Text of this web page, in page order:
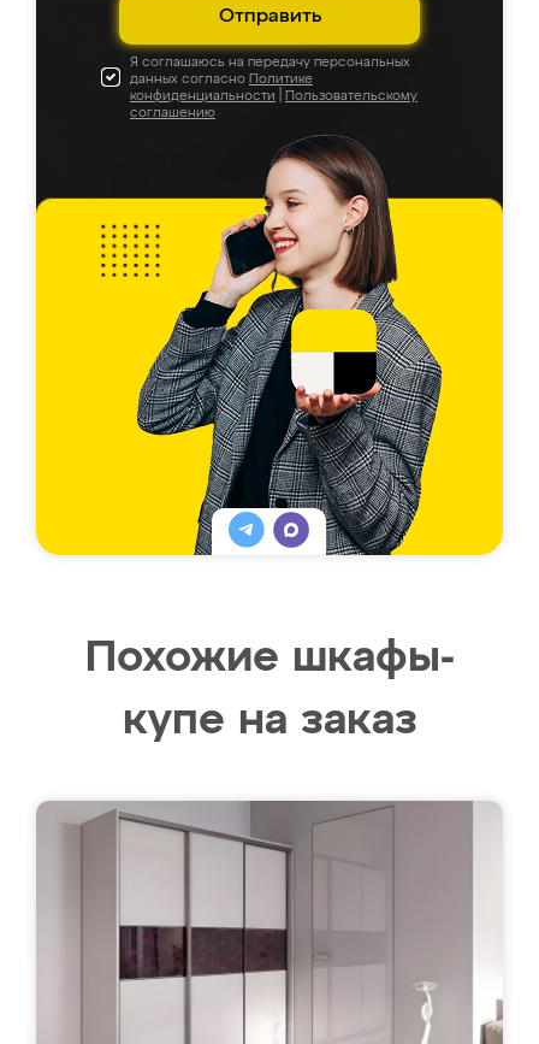
Отправить
Я соглашаюсь на передачу персональных
данных согласно Политике
конфиденциальности
Пользовательскому
соглашению
Похожие шкафы-
купе на заказ